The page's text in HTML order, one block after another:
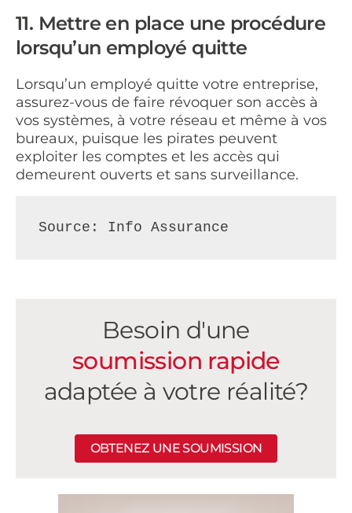
11. Mettre en place une procédure
lorsqu’un employé quitte
Lorsqu’un employé quitte votre entreprise,
assurez-vous de faire révoquer son accès à
vos systèmes, à votre réseau et même à vos
bureaux, puisque les pirates peuvent
exploiter les comptes et les accès qui
demeurent ouverts et sans surveillance.
Source: Info Assurance
Besoin d'une
soumission rapide
adaptée à votre réalité?
OBTENEZ UNE SOUMISSION